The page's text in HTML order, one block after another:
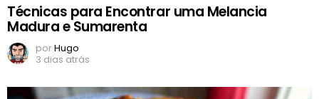
Técnicas para Encontrar uma Melancia
Madura e Sumarenta
porHugo
3 dias atrás